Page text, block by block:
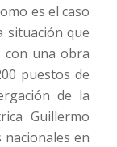
es el caso
situación que
con una obra
puestos de
de la
Guillermo
en